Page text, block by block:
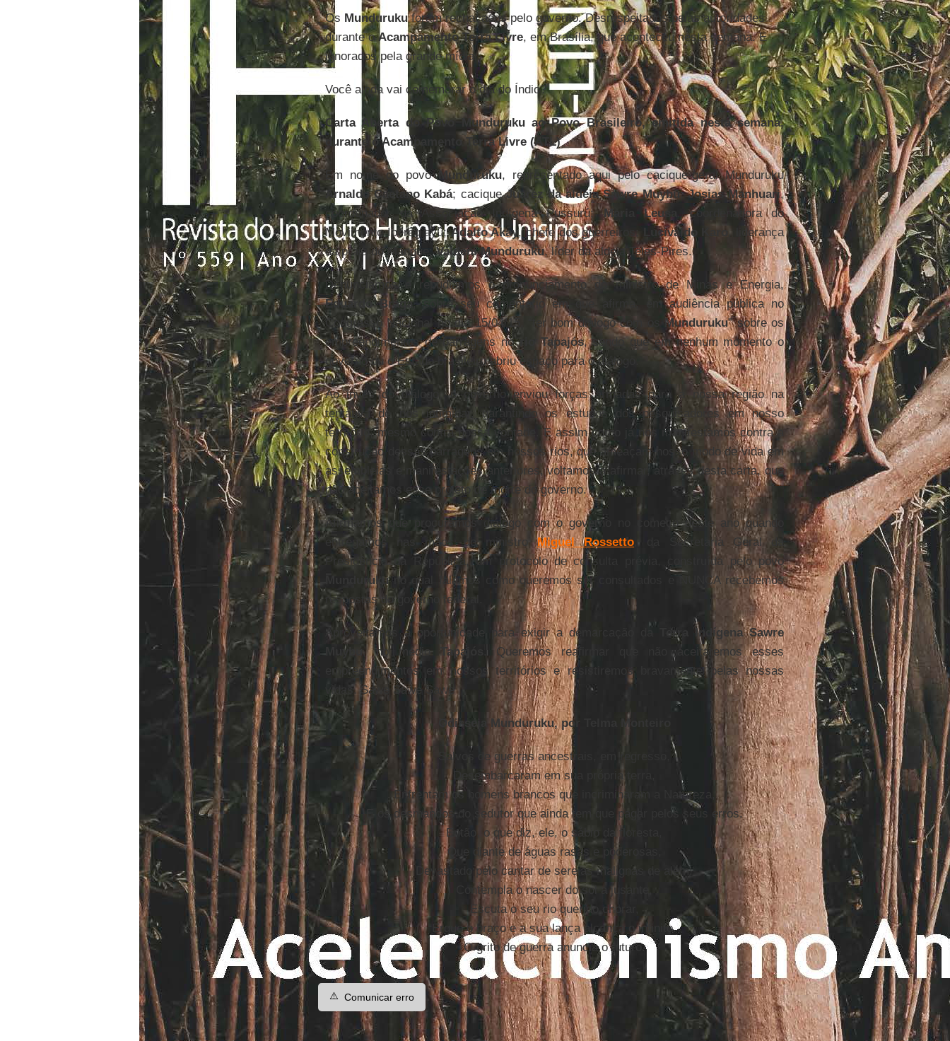
Os Mundurukuforam rechaçados pelo governo. Desrespeitados pelas autoridades
durante oAcampamento Terra Livre, em Brasília, que aconteceu nesta semana. E
ignorados pela grande mídia.
Você ainda vai comemorar o dia do Índio?
Carta Aberta do Povo Munduruku ao Povo Brasileiro, emitida nesta semana,
durante o Acampamento Terra Livre (ATL)
Em nome do povoMunduruku, representado aqui pelo cacique-geral Munduruku
Arnaldo Caetano Kabá; caciqueJuarez da aldeia Sawre Muybu;Josias Manhuari,
coordenador da Associação Indígena Pussurú;Maria Leusa
, coordenadora do
Movimento Iperêg ayû;Adalto Akay, chefe dos guerreiros; Lucivaldo Karo , liderança
da praia do Mangue;Valdeni Munduruku, líder da aldeia Teles-Pires.
Denunciamos e repudiamos o pronunciamento do ministro de Minas e Energia,
Eduardo Braga, sobre seu comentário em que afirma, em audiência pública no
Congresso Nacional no dia 15/04/15, “ter bom diálogo com os
Munduruku” sobre os
empreendimentos de barragens norio Tapajós, sendo que em nenhum momento o
governo ou o Estado brasileiro abriu espaço para o diálogo.
Ao invés do diálogo, o governo enviou forças armadas para a nossa região na
tentativa de nos intimidar, garantindo os estudos dos pesquisadores em nosso
território, mesmo contra nossa vontade. E assim como já nos manifestamos contra a
construção dessas barragens em nossos rios, que ameaçam nosso modo de vida em
assembleias e manifestações anteriores, voltamos a afirmar, através desta carta, que
não aceitamos esse projeto de morte do governo.
Afirmamos que procuramos diálogo com o governo no começo deste ano quando
entregamos nas mãos do ministroMiguel Rossetto , da Secretaria Geral da
Presidência da República, um protocolo de consulta prévia, construída pelo povo
Mundurukuno qual falamos como queremos ser consultados e NUNCA recebemos
respostas do governo federal.
Aproveitamos a oportunidade para exigir a demarcação da
Terra Indígena Sawre
Muybu , no médio Tapajós
. Queremos reafirmar que não aceitaremos esses
empreendimentos em nossos territórios e resistiremos bravamente pelas nossas
vidas. Sawe Sawe Sawe
Odisseia Munduruku, por Telma Monteiro
Salvos de guerras ancestrais, em regresso,
Desembarcaram em sua própria terra,
Enfrentam os homens brancos que incriminaram a Natureza,
E os desmandos do sedutor que ainda tem que pagar pelos seus erros.
Então, o que diz, ele, o sábio da floresta,
Que diante de águas rasas e poderosas,
Devastado pelo cantar de sereias malignas de além.
Contempla o nascer do sol a jusante,
Escuta o seu rio querido chorar,
Ergue o braço e a sua lança alcança o infinito.
O grito de guerra anuncia o futuro.
⚠️ Comunicar erro